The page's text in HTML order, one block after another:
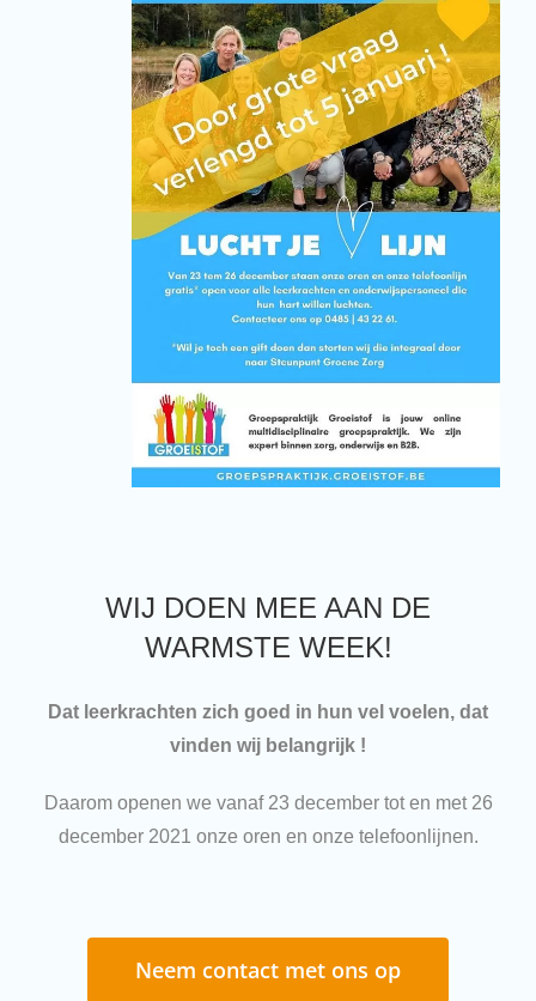
WIJ DOEN MEE AAN DE
WARMSTE WEEK!
Dat leerkrachten zich goed in hun vel voelen, dat
vinden wij belangrijk !
Daarom openen we vanaf 23 december tot en met 26
december 2021 onze oren en onze telefoonlijnen.
Neem contact met ons op